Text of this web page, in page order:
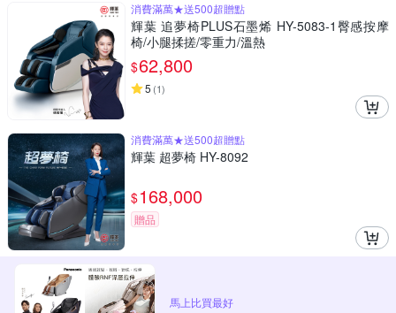
消費滿萬★送500超贈點
輝葉 追夢椅PLUS石墨烯 HY-5083-1臀感按摩
椅/小腿揉搓/零重力/溫熱
$62,800
5 (1)
消費滿萬★送500超贈點
輝葉 超夢椅 HY-8092
$168,000
贈品
馬上比買最好